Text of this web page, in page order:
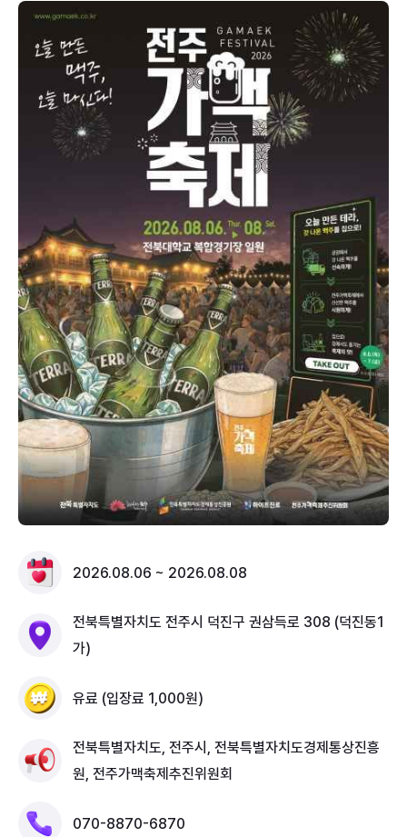
득 채운다. 8월 6일부터 8일까지 3일간 펼쳐지는
2026 전주가맥축제는 전주만의 '가맥' 문화가 축제의
형태로 되살아나, 노포 골목의 안주와 축제 현장의 열기
를 동시에 느낄 수 있다.
2026.08.06 ~ 2026.08.08
전북특별자치도 전주시 덕진구 권삼득로 308 (덕진동1
가)
유료 (입장료 1,000원)
전북특별자치도, 전주시, 전북특별자치도경제통상진흥
원, 전주가맥축제추진위원회
070-8870-6870